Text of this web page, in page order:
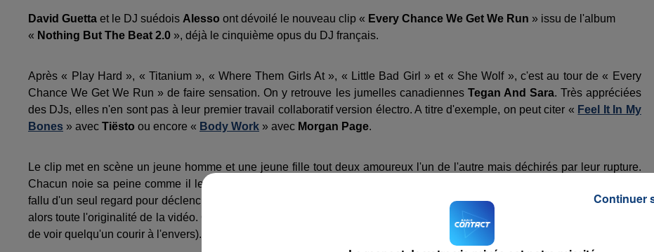
David Guetta et le DJ suédois Alesso ont dévoilé le nouveau clip « Every Chance We Get We Run » issu de l'album
« Nothing But The Beat 2.0 », déjà le cinquième opus du DJ français.
Après « Play Hard », « Titanium », « Where Them Girls At », « Little Bad Girl » et « She Wolf », c'est au tour de « Every
Chance We Get We Run » de faire sensation. On y retrouve les jumelles canadiennes Tegan And Sara. Très appréciées
des DJs, elles n'en sont pas à leur premier travail collaboratif version électro. A titre d'exemple, on peut citer « Feel It In My
Bones » avec Tiësto ou encore « Body Work » avec Morgan Page.
Le clip met en scène un jeune homme et une jeune fille tout deux amoureux l'un de l'autre mais déchirés par leur rupture.
Chacun noie sa peine comme il le peut. Dès les premières secondes, on assiste au flashback de leur rencontre. Il aura
fallu d'un seul regard pour déclencher leur idylle. La scène suivante montrera un tout autre visage de leur histoire. Démarre
alors toute l'originalité de la vidéo. On suit leur romance et course folle en partant de la fin (au passage, il est très perturbant
de voir quelqu'un courir à l'envers).
Continuer